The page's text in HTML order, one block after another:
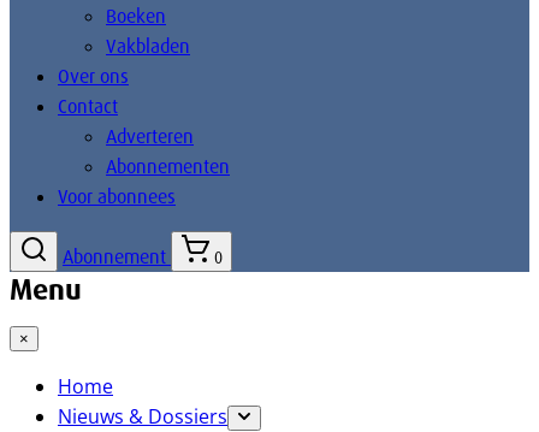
Boeken
Vakbladen
Over ons
Contact
Adverteren
Abonnementen
Voor abonnees
Abonnement 0
Menu
×
Home
Nieuws & Dossiers